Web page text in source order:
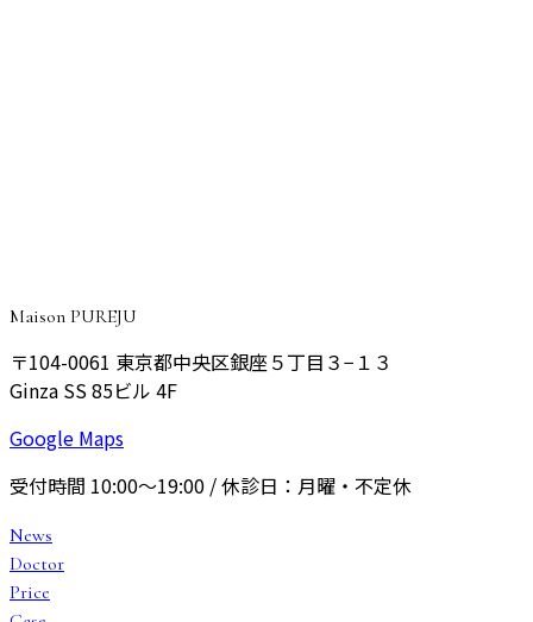
Maison PUREJU
〒104-0061 東京都中央区銀座５丁目３−１３
Ginza SS 85ビル 4F
Google Maps
受付時間 10:00〜19:00 / 休診日： 月曜・不定休
News
Doctor
Price